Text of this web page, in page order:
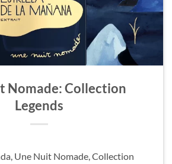
Nomade: Collection
Legends
Une Nuit Nomade, Collection